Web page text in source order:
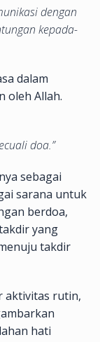
dengan
kepada-
dalam
oleh Allah.
doa.”
sebagai
sarana untuk
berdoa,
yang
takdir
aktivitas rutin,
hati